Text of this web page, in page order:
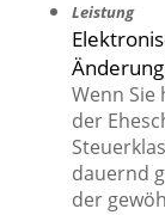
Leistung
Wenn Sie
der
dauernd
der